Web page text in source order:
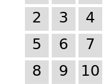
2
3
4
5
6
7
8
9
10